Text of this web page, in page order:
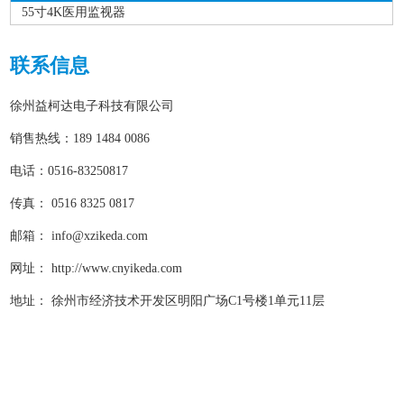
55寸4K医用监视器
联系信息
徐州益柯达电子科技有限公司
销售热线：189 1484 0086
电话：0516-83250817
传真： 0516 8325 0817
邮箱：info@xzikeda.com
网址： http://www.cnyikeda.com
地址： 徐州市经济技术开发区明阳广场C1号楼1单元11层